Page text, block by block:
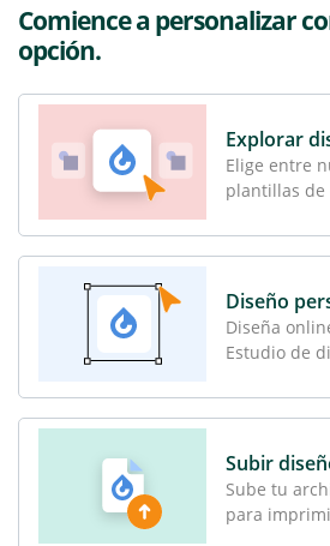
Comience a personalizar
opción.
Explorar
Elige entre
plantillas de
Diseño
Diseña
Estudio de
Subir
Sube tu
para